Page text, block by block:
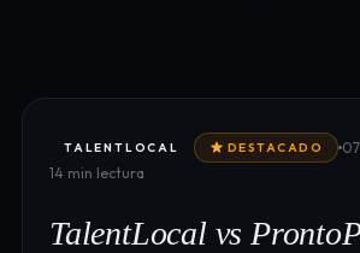
TALENTLOCAL DESTACADO
14 min lectura
TalentLocal vs